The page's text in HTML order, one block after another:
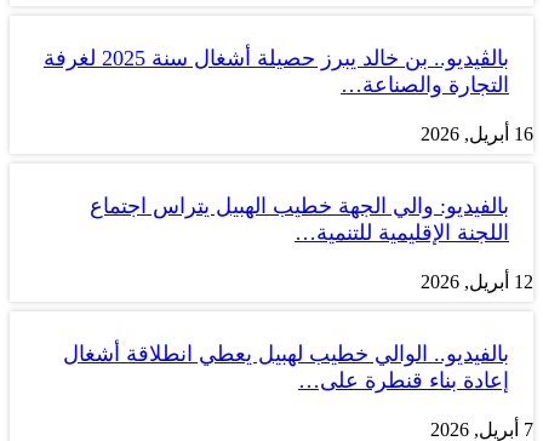
بالڤيديو.. بن خالد يبرز حصيلة أشغال سنة 2025 لغرفة
التجارة والصناعة…
16 أبريل, 2026
بالفيديو: والي الجهة خطيب الهبيل يتراس اجتماع
اللجنة الإقليمية للتنمية…
12 أبريل, 2026
بالفيديو.. الوالي خطيب لهبيل يعطي انطلاقة أشغال
إعادة بناء قنطرة على…
7 أبريل, 2026